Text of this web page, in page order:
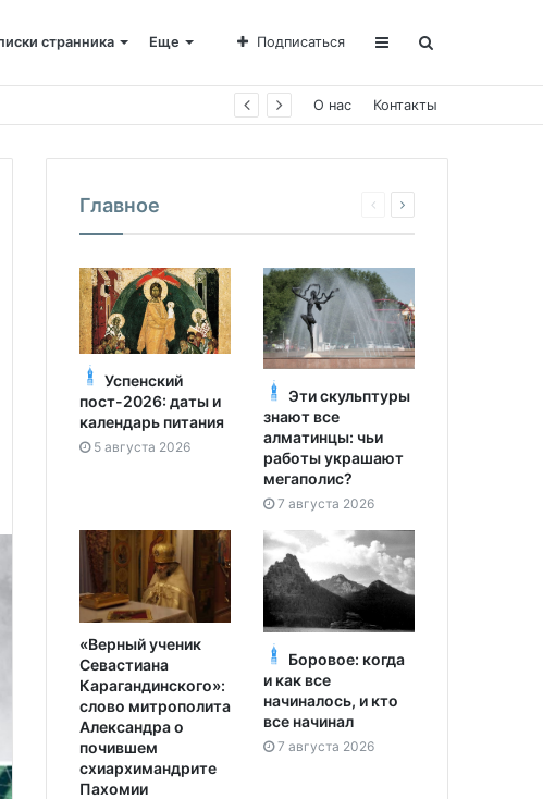
странника Еще Подписаться
Пахомии О нас Контакты
Главное
Успенский
пост-2026: даты и
календарь питания
5 августа 2026
Эти скульптуры
знают все
алматинцы: чьи
работы украшают
мегаполис?
7 августа 2026
«Верный ученик
Севастиана
Карагандинского»:
слово митрополита
Александра о
почившем
схиархимандрите
Пахомии
Боровое: когда
и как все
начиналось, и кто
все начинал
7 августа 2026